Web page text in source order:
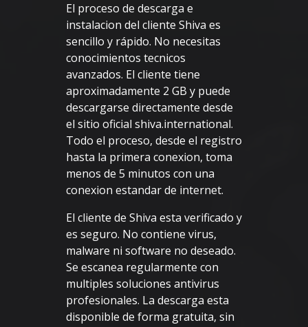
El proceso de descarga e
instalacion del cliente Shiva es
sencillo y rápido. No necesitas
conocimientos tecnicos
avanzados. El cliente tiene
aproximadamente 2 GB y puede
descargarse directamente desde
el sitio oficial shiva.international.
Todo el proceso, desde el registro
hasta la primera conexion, toma
menos de 5 minutos con una
conexion estandar de internet.
El cliente de Shiva esta verificado y
es seguro. No contiene virus,
malware ni software no deseado.
Se escanea regularmente con
multiples soluciones antivirus
profesionales. La descarga esta
disponible de forma gratuita, sin